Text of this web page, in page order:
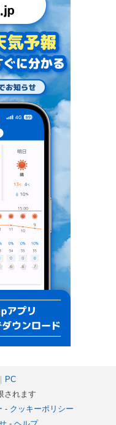
PC
されます
- クッキーポリシー